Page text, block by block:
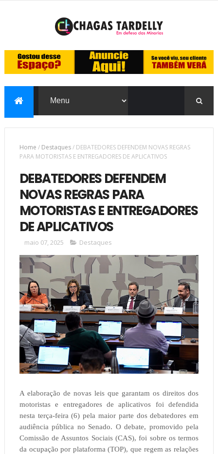
Home / Destaques/ DEBATEDORES DEFENDEM NOVAS REGRAS
PARA MOTORISTAS E ENTREGADORES DE APLICATIVOS
DEBATEDORES DEFENDEM
NOVAS REGRAS PARA
MOTORISTAS E ENTREGADORES
DE APLICATIVOS
maio 07, 2025 Destaques
A elaboração de novas leis que garantam os direitos dos
motoristas e entregadores de aplicativos foi defendida
nesta terça-feira (6) pela maior parte dos debatedores em
audiência pública no Senado. O debate, promovido pela
Comissão de Assuntos Sociais (CAS), foi sobre os termos
da ocupação por plataforma (TOP), que regem as relações